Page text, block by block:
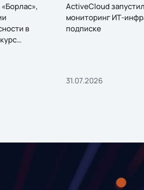
в
ActiveCloud
мониторинг ИТ-
подписке
31.07.2026